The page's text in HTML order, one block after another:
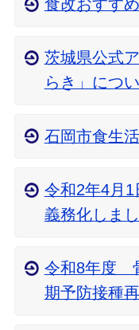
食改おすす
茨城県公式
らき」につ
石岡市食生
令和2年4月
義務化しま
令和8年度
期予防接種